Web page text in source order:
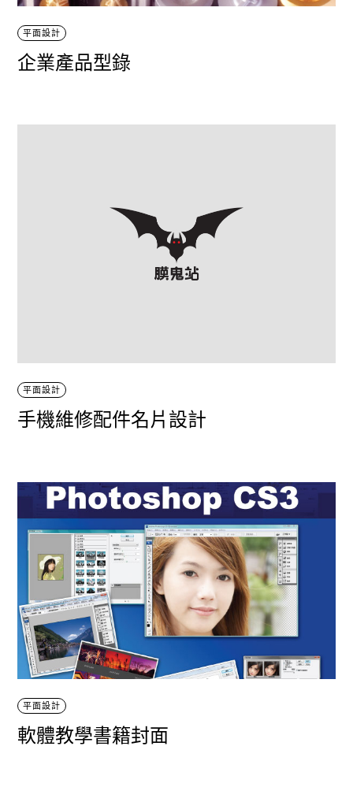
平面設計
企業產品型錄
平面設計
手機維修配件名片設計
平面設計
軟體教學書籍封面